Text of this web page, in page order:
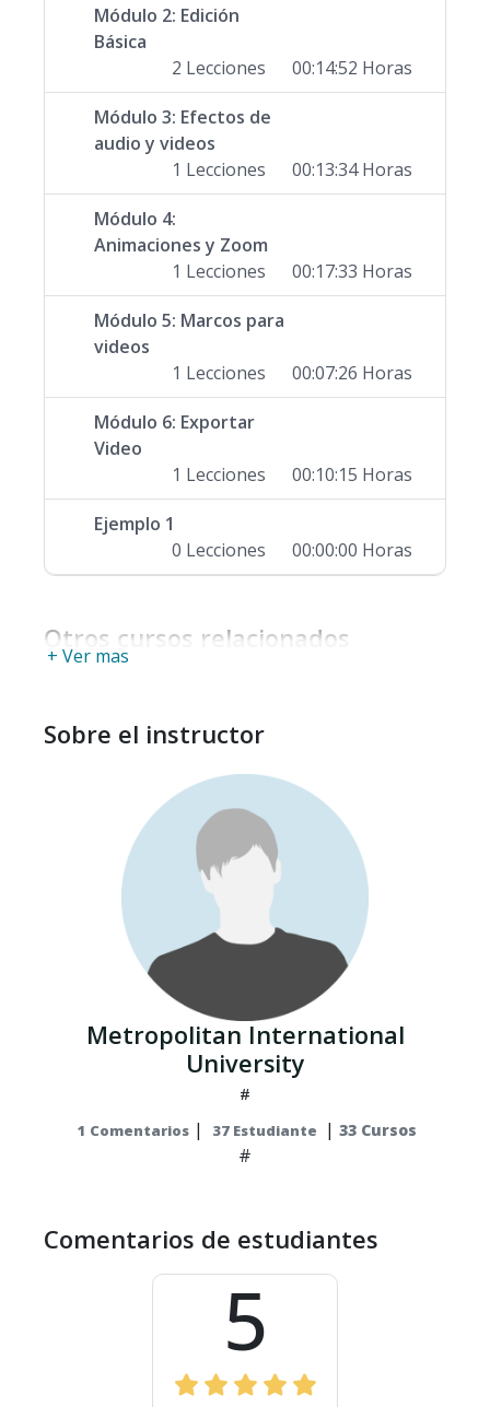
Módulo 2: Edición
Básica
2 Lecciones
00:14:52 Horas
Módulo 3: Efectos de
audio y videos
1 Lecciones
00:13:34 Horas
Módulo 4:
Animaciones y Zoom
1 Lecciones
00:17:33 Horas
Módulo 5: Marcos para
videos
1 Lecciones
00:07:26 Horas
Módulo 6: Exportar
Video
1 Lecciones
00:10:15 Horas
Ejemplo 1
0 Lecciones
00:00:00 Horas
+ Ver mas
Otros cursos relacionados
Sobre el instructor
Metropolitan International
University
#
1 Comentarios | 37 Estudiante | 33 Cursos
#
Comentarios de estudiantes
5